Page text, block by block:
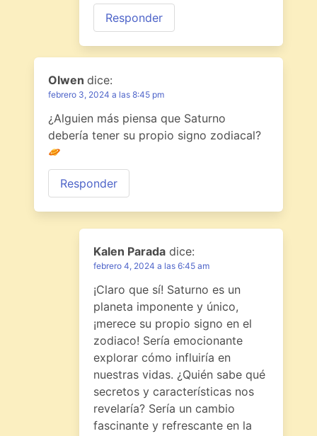
Responder
Olwen dice:
febrero 3, 2024 a las 8:45 pm
¿Alguien más piensa que Saturno
debería tener su propio signo zodiacal?
Responder
Kalen Parada dice:
febrero 4, 2024 a las 6:45 am
¡Claro que sí! Saturno es un
planeta imponente y único,
¡merece su propio signo en el
zodiaco! Sería emocionante
explorar cómo influiría en
nuestras vidas. ¿Quién sabe qué
secretos y características nos
revelaría? Sería un cambio
fascinante y refrescante en la